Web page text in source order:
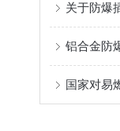
铝合金防
国家对易